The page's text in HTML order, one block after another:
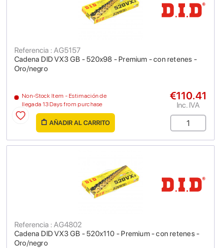
Cadena DID VX3 GB - 520x98 - Premium - con retenes -
Oro/negro
Referencia : AG5157
Non-Stock Item - Estimación de
llegada 13 Days from purchase
€110.41
Inc. IVA
AÑADIR AL CARRITO
Cadena DID VX3 GB - 520x110 - Premium - con retenes -
Oro/negro
Referencia : AG4802